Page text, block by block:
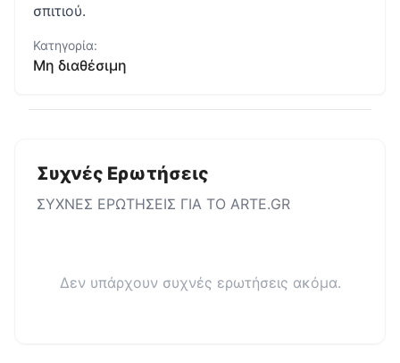
σπιτιού.
Κατηγορία:
Μη διαθέσιμη
Συχνές Ερωτήσεις
ΣΥΧΝΕΣ ΕΡΩΤΗΣΕΙΣ ΓΙΑ ΤΟ ARTE.GR
Δεν υπάρχουν συχνές ερωτήσεις ακόμα.